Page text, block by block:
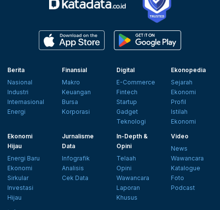
Berita
Nasional
Industri
Internasional
Energi
Finansial
Makro
Keuangan
Bursa
Korporasi
Digital
E-Commerce
Fintech
Startup
Gadget
Teknologi
Ekonopedia
Sejarah
Ekonomi
Profil
Istilah
Ekonomi
Ekonomi
Hijau
Energi Baru
Ekonomi
Sirkular
Investasi
Hijau
Jurnalisme
Data
Infografik
Analisis
Cek Data
In-Depth &
Opini
Telaah
Opini
Wawancara
Laporan
Khusus
Video
News
Wawancara
Katalogue
Foto
Podcast